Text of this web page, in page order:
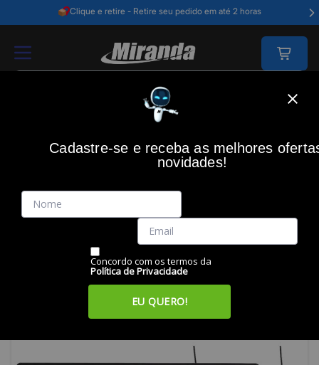
Clique e retire - Retire seu pedido em até 2 horas
Teclado + Mouse Essential, USB, ABNT2, 6013136, MAXPRINT
Código: 41067
Vendido e Entregue por:Miranda
Cadastre-se e receba as melhores
novidades!
Concordo com os termos da
Política de Privacidade
EU QUERO!